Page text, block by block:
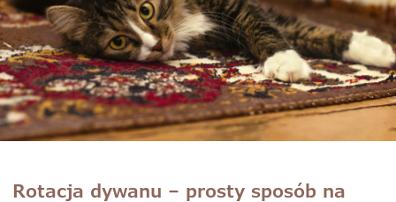
Rotacja dywanu – prosty sposób na